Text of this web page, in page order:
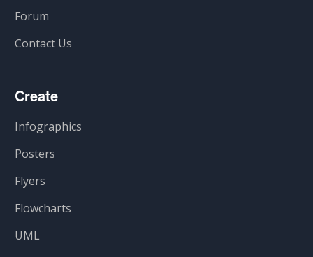
Forum
Contact Us
Create
Infographics
Posters
Flyers
Flowcharts
UML